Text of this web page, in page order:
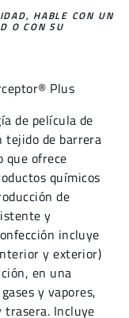
HABLE CON UN
O CON SU
Plus
de película de
tejido de barrera
que ofrece
químicos
de
y
incluye
y exterior)
en una
y vapores,
trasera. Incluye